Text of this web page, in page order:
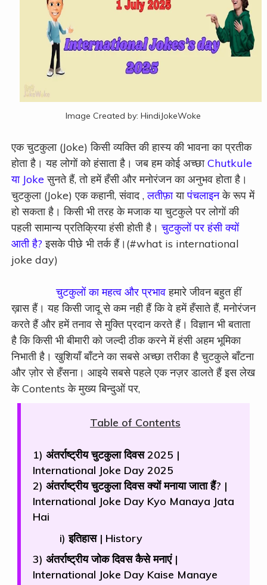
Image Created by: HindiJokeWoke
एक चुटकुला (Joke) किसी व्यक्ति की हास्य की भावना का प्रतीक
होता है। यह लोगों को हंसाता है। जब हम कोई अच्छाChutkule
या Joke सुनते हैं, तो हमें हँसी और मनोरंजन का अनुभव होता है।
चुटकुला (Joke) एक कहानी, संवाद ,लतीफ़ा यापंचलाइन के रूप में
हो सकता है। किसी भी तरह के मजाक या चुटकुले पर लोगों की
पहली सामान्य प्रतिक्रिया हंसी होती है।चुटकुलों पर हंसी क्यों
आती है? इसके पीछे भी तर्क हैं।(#what is international
joke day)
चुटकुलों का महत्व और प्रभाव हमारे जीवन बहुत हीं
ख़ास हैं। यह किसी जादू से कम नही हैं कि वे हमें हँसाते हैं, मनोरंजन
करते हैं और हमें तनाव से मुक्ति प्रदान करते हैं। विज्ञान भी बताता
है कि किसी भी बीमारी को जल्दी ठीक करने में हंसी अहम भूमिका
निभाती है। खुशियाँ बाँटने का सबसे अच्छा तरीका है चुटकुले बाँटना
और ज़ोर से हँसना। आइये सबसे पहले एक नज़र डालते हैं इस लेख
के Contents के मुख्य बिन्दुओं पर,
Table of Contents
1) अंतर्राष्ट्रीय चुटकुला दिवस 2025 |
International Joke Day 2025
2) अंतर्राष्ट्रीय चुटकुला दिवस क्यों मनाया जाता हैं? |
International Joke Day Kyo Manaya Jata
Hai
i) इतिहास | History
3) अंतर्राष्ट्रीय जोक दिवस कैसे मनाएं |
International Joke Day Kaise Manaye